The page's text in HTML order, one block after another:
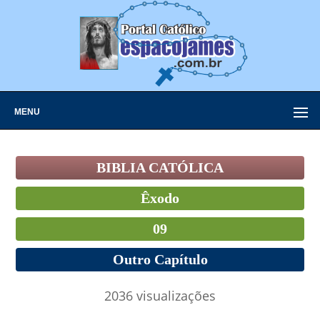
MENU
BIBLIA CATÓLICA
Êxodo
09
Outro Capítulo
2036 visualizações